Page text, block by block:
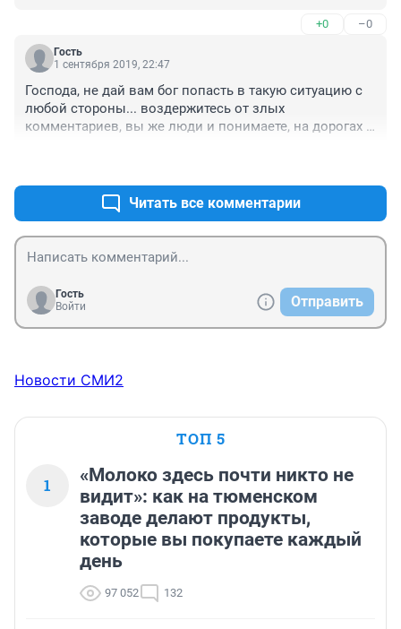
возраста.потому как летают без ума. .тут скорее всего
дедушка думал,на крузаке можно и обогнать а
встречка прижмется к обочине.но не вышло.
+0 –0
Гость
1 сентября 2019, 22:47
Господа, не дай вам бог попасть в такую ситуацию с
любой стороны... воздержитесь от злых
комментариев, вы же люди и понимаете, на дорогах
Читать все комментарии
Гость
Войти
Отправить
Новости СМИ2
ТОП 5
1
«Молоко здесь почти никто не
видит»: как на тюменском
заводе делают продукты,
которые вы покупаете каждый
день
97 052 132